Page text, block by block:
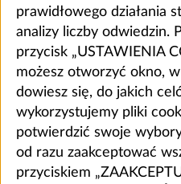
prawidłowego działania
analizy liczby odwiedzin.
przycisk „USTAWIENIA
możesz otworzyć okno,
dowiesz się, do jakich
wykorzystujemy pliki
potwierdzić swoje
od razu zaakceptować
przyciskiem